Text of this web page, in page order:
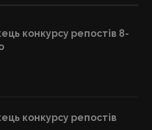
конкурсу репостів 8-
конкурсу репостів